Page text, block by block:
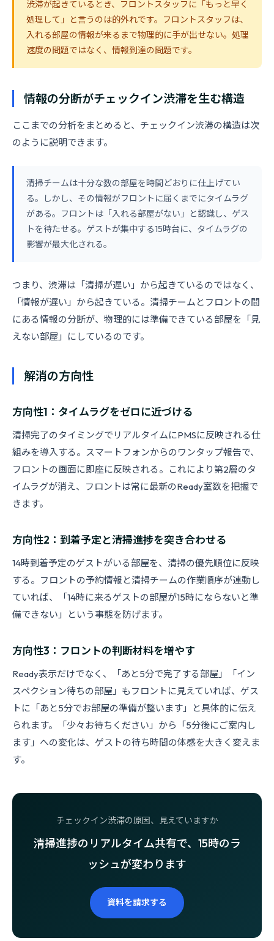
渋滞が起きているとき、フロントスタッフに「もっと早く
処理して」と言うのは的外れです。フロントスタッフは、
入れる部屋の情報が来るまで物理的に手が出せない。処理
速度の問題ではなく、情報到達の問題です。
情報の分断がチェックイン渋滞を生む構造
ここまでの分析をまとめると、チェックイン渋滞の構造は次
のように説明できます。
清掃チームは十分な数の部屋を時間どおりに仕上げてい
る。しかし、その情報がフロントに届くまでにタイムラグ
がある。フロントは「入れる部屋がない」と認識し、ゲス
トを待たせる。ゲストが集中する15時台に、タイムラグの
影響が最大化される。
つまり、渋滞は「清掃が遅い」から起きているのではなく、
「情報が遅い」から起きている。清掃チームとフロントの間
にある情報の分断が、物理的には準備できている部屋を「見
えない部屋」にしているのです。
解消の方向性
方向性1：タイムラグをゼロに近づける
清掃完了のタイミングでリアルタイムにPMSに反映される仕
組みを導入する。スマートフォンからのワンタップ報告で、
フロントの画面に即座に反映される。これにより第2層のタ
イムラグが消え、フロントは常に最新のReady室数を把握で
きます。
方向性2：到着予定と清掃進捗を突き合わせる
14時到着予定のゲストがいる部屋を、清掃の優先順位に反映
する。フロントの予約情報と清掃チームの作業順序が連動し
ていれば、「14時に来るゲストの部屋が15時にならないと準
備できない」という事態を防げます。
方向性3：フロントの判断材料を増やす
Ready表示だけでなく、「あと5分で完了する部屋」「イン
スペクション待ちの部屋」もフロントに見えていれば、ゲス
トに「あと5分でお部屋の準備が整います」と具体的に伝え
られます。「少々お待ちください」から「5分後にご案内し
ます」への変化は、ゲストの待ち時間の体感を大きく変えま
す。
チェックイン渋滞の原因、見えていますか
清掃進捗のリアルタイム共有で、15時のラ
ッシュが変わります
資料を請求する